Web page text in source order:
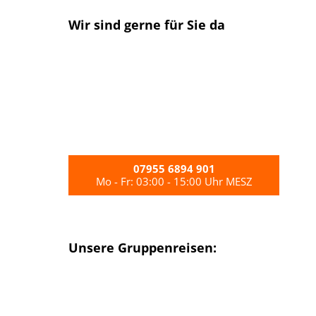
Wir sind gerne für Sie da
07955 6894 901
Mo - Fr: 03:00 - 15:00 Uhr MESZ
Unsere Gruppenreisen: